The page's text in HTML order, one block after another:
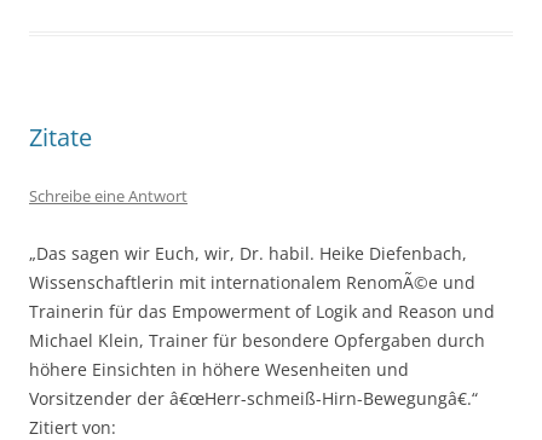
Zitate
Schreibe eine Antwort
„Das sagen wir Euch, wir, Dr. habil. Heike Diefenbach,
Wissenschaftlerin mit internationalem RenomÃ©e und
Trainerin für das Empowerment of Logik and Reason und
Michael Klein, Trainer für besondere Opfergaben durch
höhere Einsichten in höhere Wesenheiten und
Vorsitzender der â€œHerr-schmeiß-Hirn-Bewegungâ€.“
Zitiert von: